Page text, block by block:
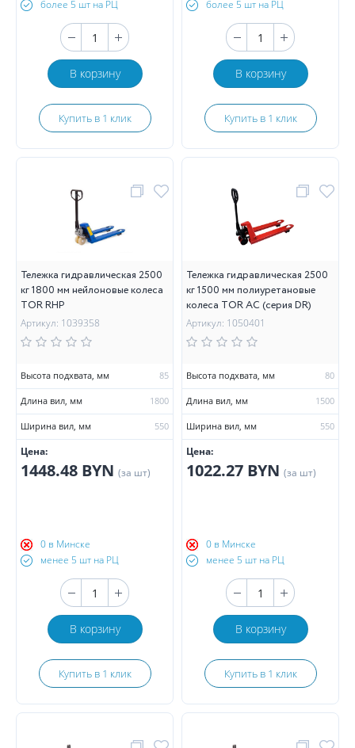
более 5 шт на РЦ
В корзину
Купить в 1 клик
более 5 шт на РЦ
В корзину
Купить в 1 клик
Тележка гидравлическая 2500
кг 1800 мм нейлоновые колеса
TOR RHP
Артикул: 1039358
Высота подхвата, мм 85
Длина вил, мм 1800
Ширина вил, мм 550
Цена:
1448.48 BYN (за шт)
0 в Минске
менее 5 шт на РЦ
В корзину
Купить в 1 клик
Тележка гидравлическая 2500
кг 1500 мм полиуретановые
колеса TOR AC (серия DR)
Артикул: 1050401
Высота подхвата, мм 80
Длина вил, мм 1500
Ширина вил, мм 550
Цена:
1022.27 BYN (за шт)
0 в Минске
менее 5 шт на РЦ
В корзину
Купить в 1 клик